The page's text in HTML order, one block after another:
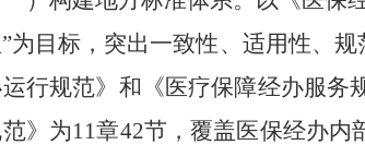
为目标，突出一致性、适用性、
行规范》和《医疗保障经办服务
》为11章42节，覆盖医保经办内